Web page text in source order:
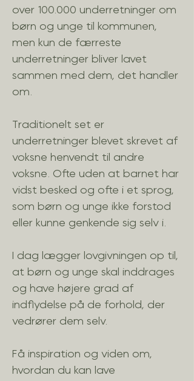
over 100.000 underretninger om
børn og unge til kommunen,
men kun de færreste
underretninger bliver lavet
sammen med dem, det handler
om.
Traditionelt set er
underretninger blevet skrevet af
voksne henvendt til andre
voksne. Ofte uden at barnet har
vidst besked og ofte i et sprog,
som børn og unge ikke forstod
eller kunne genkende sig selv i.
I dag lægger lovgivningen op til,
at børn og unge skal inddrages
og have højere grad af
indflydelse på de forhold, der
vedrører dem selv.
Få inspiration og viden om,
hvordan du kan lave